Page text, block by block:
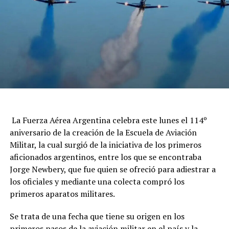
La Fuerza Aérea Argentina celebra este lunes el 114º
aniversario de la creación de la Escuela de Aviación
Militar, la cual surgió de la iniciativa de los primeros
aficionados argentinos, entre los que se encontraba
Jorge Newbery, que fue quien se ofreció para adiestrar a
los oficiales y mediante una colecta compró los
primeros aparatos militares.
Se trata de una fecha que tiene su origen en los